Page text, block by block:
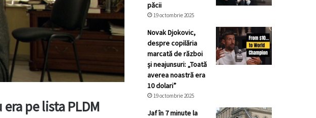
pe lista PLDM
păcii
19 octombrie 2025
Novak Djokovic,
despre copilăria
marcată de război
și neajunsuri: „Toată
averea noastră era
10 dolari”
19 octombrie 2025
Jaf în 7 minute la